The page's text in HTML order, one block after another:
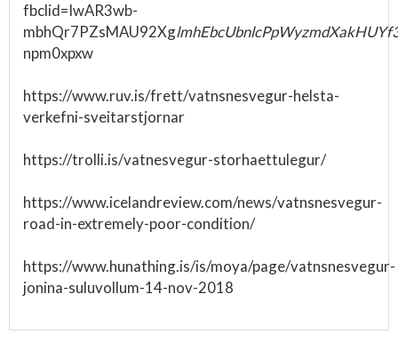
fbclid=IwAR3wb-
mbhQr7PZsMAU92Xg
npm0xpxw
https://www.ruv.is/frett/vatnsnesvegur-helsta-
verkefni-sveitarstjornar
https://trolli.is/vatnesvegur-storhaettulegur/
https://www.icelandreview.com/news/vatnsnesvegur-
road-in-extremely-poor-condition/
https://www.hunathing.is/is/moya/page/vatnsnesvegur-
jonina-suluvollum-14-nov-2018